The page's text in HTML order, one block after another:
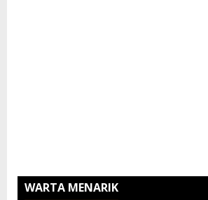
WARTA MENARIK